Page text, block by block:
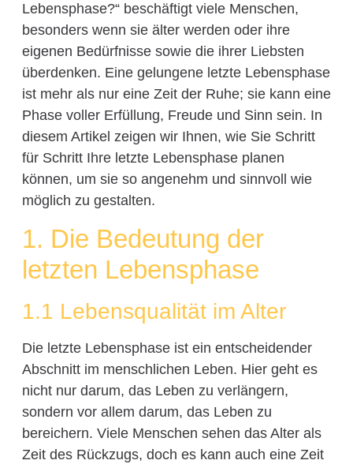
Lebensphase?“ beschäftigt viele Menschen,
besonders wenn sie älter werden oder ihre
eigenen Bedürfnisse sowie die ihrer Liebsten
überdenken. Eine gelungene letzte Lebensphase
ist mehr als nur eine Zeit der Ruhe; sie kann eine
Phase voller Erfüllung, Freude und Sinn sein. In
diesem Artikel zeigen wir Ihnen, wie Sie Schritt
für Schritt Ihre letzte Lebensphase planen
können, um sie so angenehm und sinnvoll wie
möglich zu gestalten.
1. Die Bedeutung der
letzten Lebensphase
1.1 Lebensqualität im Alter
Die letzte Lebensphase ist ein entscheidender
Abschnitt im menschlichen Leben. Hier geht es
nicht nur darum, das Leben zu verlängern,
sondern vor allem darum, das Leben zu
bereichern. Viele Menschen sehen das Alter als
Zeit des Rückzugs, doch es kann auch eine Zeit